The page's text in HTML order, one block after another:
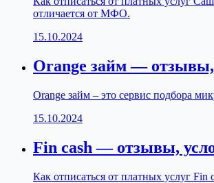
отличается от МФО.
15.10.2024
Orange займ —
Orange займ – это сервис подбора
15.10.2024
Fin cash — отзывы,
Как отписаться от платных услуг